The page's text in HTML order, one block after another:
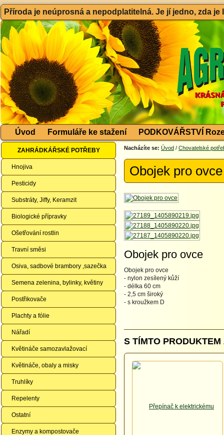
Příroda je neúprosná a nepodplatitelná. Je jí jedno, zda
Úvod Formuláře ke stažení PODKOVÁŘSTVÍ
ZAHRÁDKÁŘSKÉ POTŘEBY
Hnojiva
Pesticidy
Substráty, Jiffy, Keramzit
Biologické přípravky
Ošetřování rostlin
Travní směsi
Osiva, sadbové brambory ,sazečka
Semena zelenina, bylinky, květiny
Postřikovače
Plachty a fólie
Nářadí
Květináče samozavlažovací
Květináče, obaly a misky
Truhlíky
Repelenty
Ostatní
Enzymy a kompostovače
Nacházíte se: Úvod / Chovatelské
Obojek pro ovce
Obojek pro ovce
Obojek pro ovce
- nylon zesílený kůží
- délka 60 cm
- 2,5 cm široký
- s kroužkem D
S TÍMTO